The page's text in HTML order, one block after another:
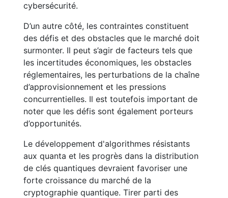
cybersécurité.
D’un autre côté, les contraintes constituent
des défis et des obstacles que le marché doit
surmonter. Il peut s’agir de facteurs tels que
les incertitudes économiques, les obstacles
réglementaires, les perturbations de la chaîne
d’approvisionnement et les pressions
concurrentielles. Il est toutefois important de
noter que les défis sont également porteurs
d’opportunités.
Le développement d'algorithmes résistants
aux quanta et les progrès dans la distribution
de clés quantiques devraient favoriser une
forte croissance du marché de la
cryptographie quantique. Tirer parti des